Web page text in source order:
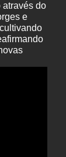
através do
e